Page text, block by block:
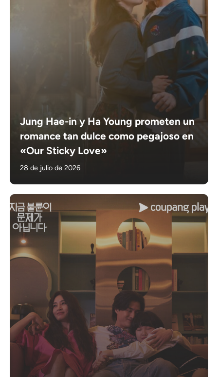
Jung Hae-in y Ha Young prometen un
romance tan dulce como pegajoso en
«Our Sticky Love»
28 de julio de 2026